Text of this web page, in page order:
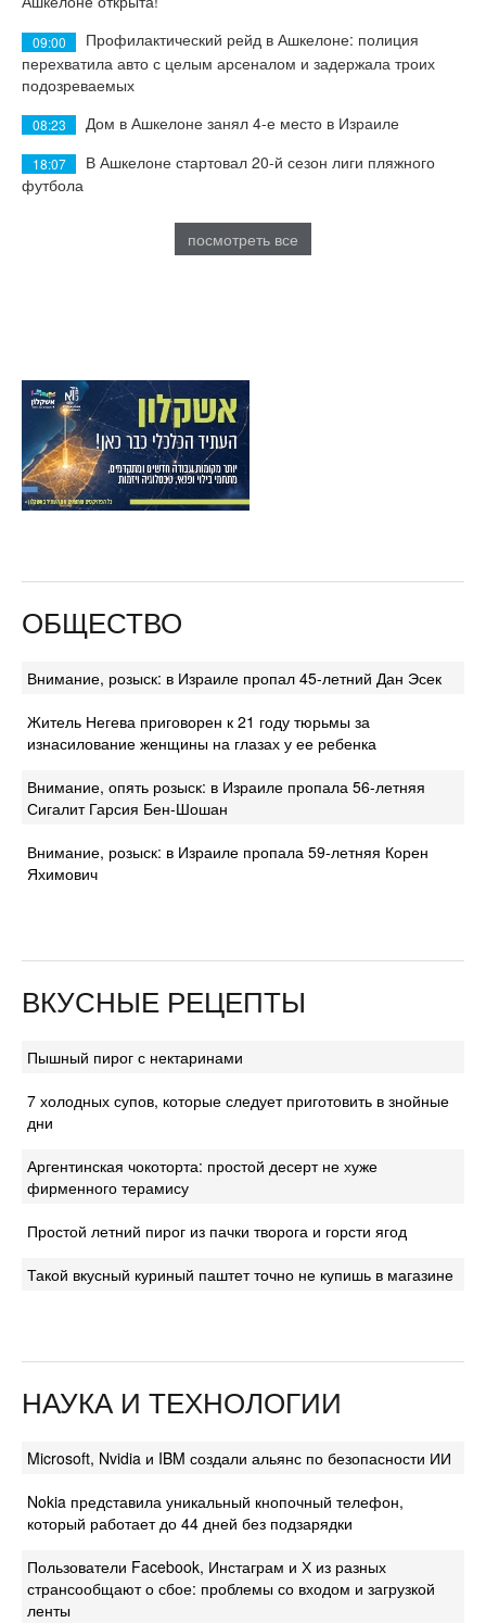
09:00
Профилактический рейд в Ашкелоне: полиция
перехватила авто с целым арсеналом и задержала троих
подозреваемых
08:23 Дом в Ашкелоне занял 4-е место в Израиле
18:07
В Ашкелоне стартовал 20-й сезон лиги пляжного
футбола
посмотреть все
ОБЩЕСТВО
Внимание, розыск: в Израиле пропал 45-летний Дан Эсек
Житель Негева приговорен к 21 году тюрьмы за
изнасилование женщины на глазах у ее ребенка
Внимание, опять розыск: в Израиле пропала 56-летняя
Сигалит Гарсия Бен-Шошан
Внимание, розыск: в Израиле пропала 59-летняя Корен
Яхимович
ВКУСНЫЕ РЕЦЕПТЫ
Пышный пирог с нектаринами
7 холодных супов, которые следует приготовить в знойные
дни
Аргентинская чокоторта: простой десерт не хуже
фирменного терамису
Простой летний пирог из пачки творога и горсти ягод
Такой вкусный куриный паштет точно не купишь в магазине
НАУКА И ТЕХНОЛОГИИ
Microsoft, Nvidia и IBM создали альянс по безопасности ИИ
Nokia представила уникальный кнопочный телефон,
который работает до 44 дней без подзарядки
Пользователи Facebook, Инстаграм и Х из разных
странсообщают о сбое: проблемы со входом и загрузкой
ленты